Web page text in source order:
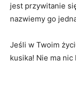
jest przywitanie
nazwiemy go
Jeśli w Twoim
kusika! Nie ma